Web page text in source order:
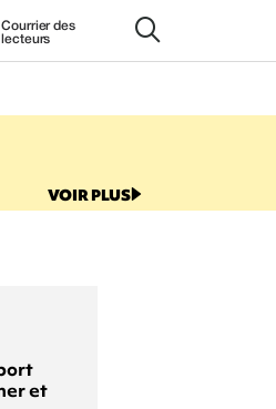
Courrier des
lecteurs
VOIR PLUS
et